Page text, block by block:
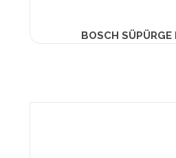
BOSCH SÜPÜRGE